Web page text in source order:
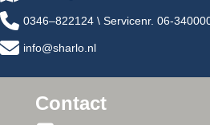
0346–822124 \ Servicenr. 06-
info@sharlo.nl
Contact